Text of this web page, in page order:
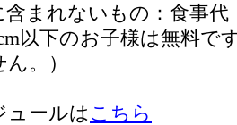
含まれないもの：食事代
以下のお子様は無料で
。）
ュールはこちら